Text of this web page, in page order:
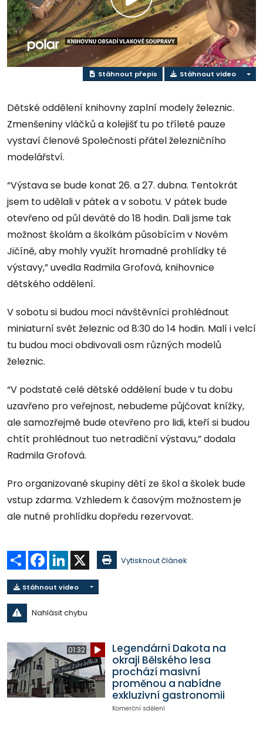
Přehrát
video
Stáhnout přepis Stáhnout video
Dětské oddělení knihovny zaplní modely železnic.
Zmenšeniny vláčků a kolejišť tu po tříleté pauze
vystaví členové Společnosti přátel železničního
modelářství.
“Výstava se bude konat 26. a 27. dubna. Tentokrát
jsem to udělali v pátek a v sobotu. V pátek bude
otevřeno od půl deváté do 18 hodin. Dali jsme tak
možnost školám a školkám působícím v Novém
Jičíně, aby mohly využít hromadné prohlídky té
výstavy,” uvedla Radmila Grofová, knihovnice
dětského oddělení.
V sobotu si budou moci návštěvníci prohlédnout
miniaturní svět železnic od 8:30 do 14 hodin. Malí i velcí
tu budou moci obdivovali osm různých modelů
železnic.
“V podstatě celé dětské oddělení bude v tu dobu
uzavřeno pro veřejnost, nebudeme půjčovat knížky,
ale samozřejmě bude otevřeno pro lidi, kteří si budou
chtít prohlédnout tuo netradiční výstavu,” dodala
Radmila Grofová.
Pro organizované skupiny dětí ze škol a školek bude
vstup zdarma. Vzhledem k časovým možnostem je
ale nutné prohlídku dopředu rezervovat.
Sdílet Facebook
LinkedIn Vytisknout článek
Stáhnout video
Nahlásit chybu
01:32
Legendární Dakota na
okraji Bělského lesa
prochází masivní
proměnou a nabídne
exkluzivní gastronomii
Komerční sdělení